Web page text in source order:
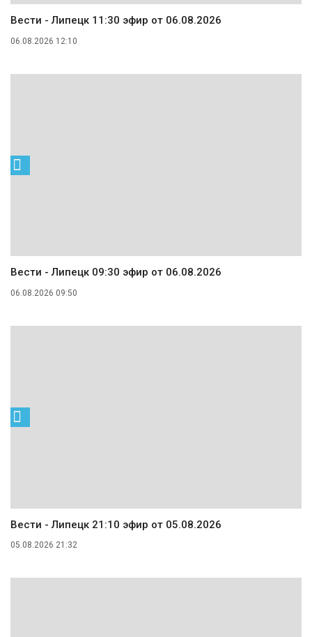
Вести - Липецк 11:30 эфир от 06.08.2026
06.08.2026 12:10
Вести - Липецк 09:30 эфир от 06.08.2026
06.08.2026 09:50
Вести - Липецк 21:10 эфир от 05.08.2026
05.08.2026 21:32